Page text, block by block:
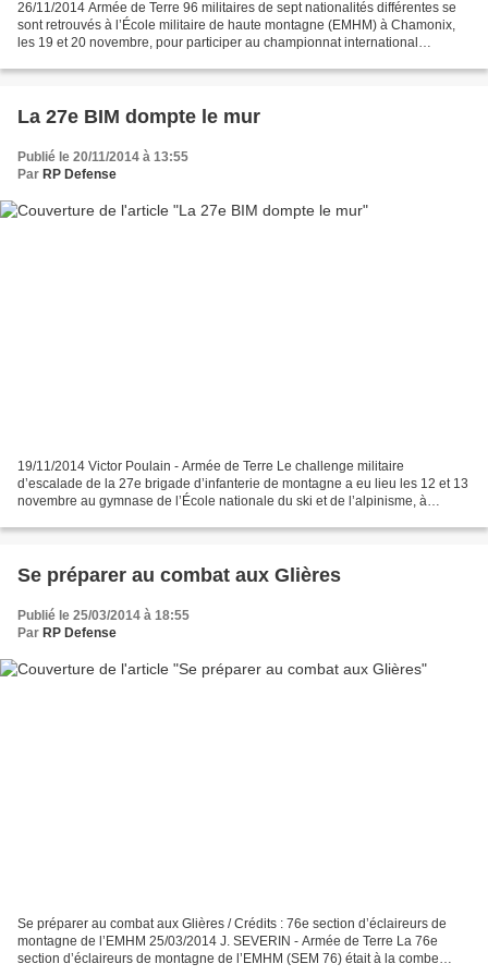
26/11/2014 Armée de Terre 96 militaires de sept nationalités différentes se
sont retrouvés à l’École militaire de haute montagne (EMHM) à Chamonix,
les 19 et 20 novembre, pour participer au championnat international
La 27e BIM dompte le mur
Publié le 20/11/2014 à 13:55
Par RP Defense
19/11/2014 Victor Poulain - Armée de Terre Le challenge militaire
d’escalade de la 27e brigade d’infanterie de montagne a eu lieu les 12 et 13
novembre au gymnase de l’École nationale du ski et de l’alpinisme, à
Se préparer au combat aux Glières
Publié le 25/03/2014 à 18:55
Par RP Defense
Se préparer au combat aux Glières / Crédits : 76e section d’éclaireurs de
montagne de l’EMHM 25/03/2014 J. SEVERIN - Armée de Terre La 76e
section d’éclaireurs de montagne de l’EMHM (SEM 76) était à la combe